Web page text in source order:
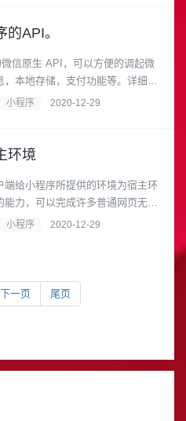
API。
信原生 API，可以方便的调起微
本地存储，支付功能等。详细介
小程序 2020-12-29
环境
给小程序所提供的环境为宿主环
力，可以完成许多普通网页无法
小程序 2020-12-29
下一页 尾页